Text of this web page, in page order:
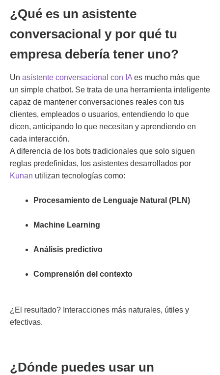
¿Qué es un asistente
conversacional y por qué tu
empresa debería tener uno?
Un asistente conversacional con IA es mucho más que
un simple chatbot. Se trata de una herramienta inteligente
capaz de mantener conversaciones reales con tus
clientes, empleados o usuarios, entendiendo lo que
dicen, anticipando lo que necesitan y aprendiendo en
cada interacción.
A diferencia de los bots tradicionales que solo siguen
reglas predefinidas, los asistentes desarrollados por
Kunan utilizan tecnologías como:
Procesamiento de Lenguaje Natural (PLN)
Machine Learning
Análisis predictivo
Comprensión del contexto
¿El resultado? Interacciones más naturales, útiles y
efectivas.
¿Dónde puedes usar un